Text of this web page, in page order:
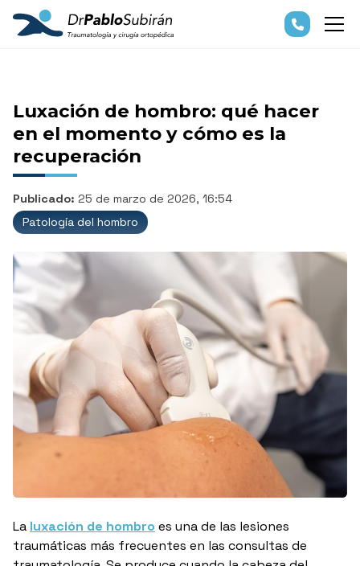
Luxación de hombro: qué hacer
en el momento y cómo es la
recuperación
Publicado: 25 de marzo de 2026, 16:54
Patología del hombro
La luxación de hombro es una de las lesiones
traumáticas más frecuentes en las consultas de